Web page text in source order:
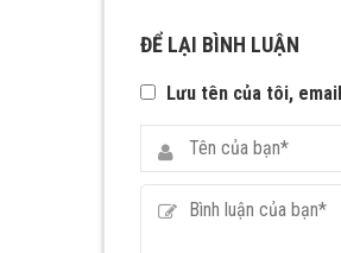
ĐỂ LẠI BÌNH LUẬN
Lưu tên của tôi,